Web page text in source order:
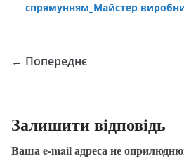
спрямунням_Майстер
← Попереднє
Залишити відповідь
Ваша e-mail адреса не